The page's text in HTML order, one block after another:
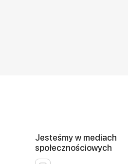
Jesteśmy w mediach
społecznościowych